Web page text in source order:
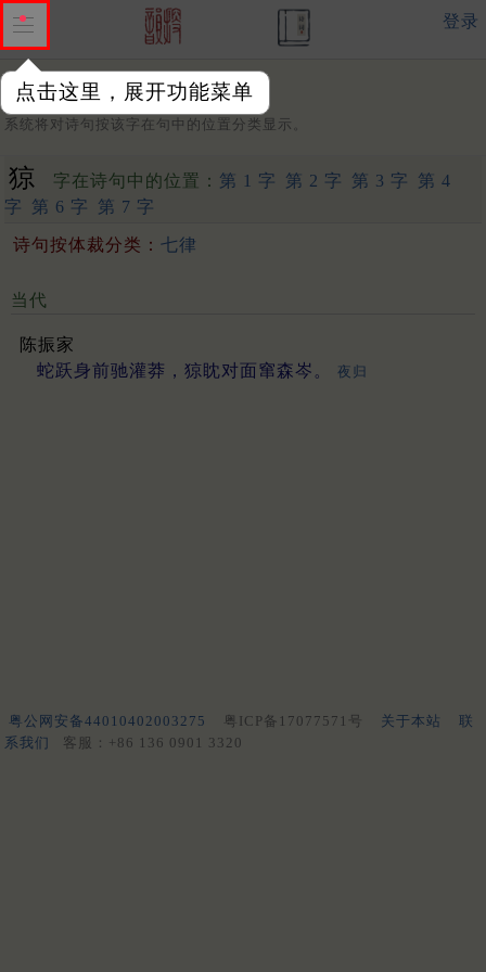
点击这里，展开功能菜单
登录
字：
系统将对诗句按该字在句中的位置分类显示。
猄 字在诗句中的位置： 第 1 字 第 2 字 第 3 字
第 4
字
第 6 字 第 7 字
诗句按体裁分类： 七律
当代
陈振家
蛇跃身前驰灌莽，猄眈对面窜森岑。
夜归
粤公网安备44010402003275 粤ICP备17077571号 关于本站
联
系我们
客服：+86 136 0901 3320